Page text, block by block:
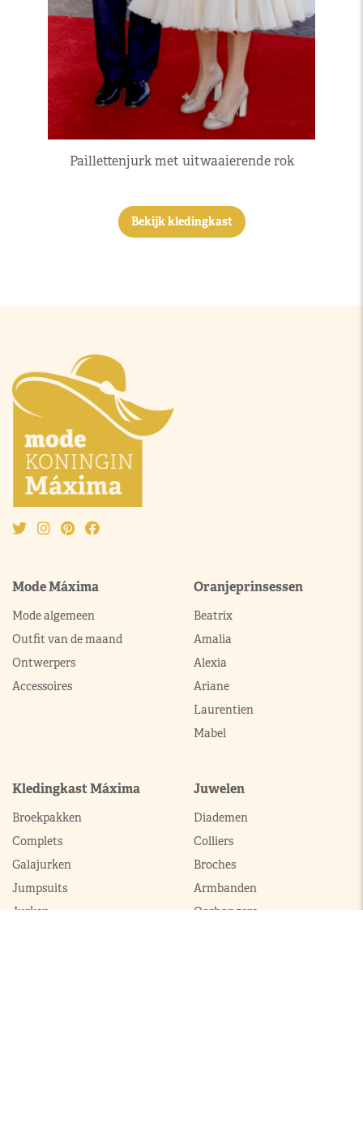
Paillettenjurk met uitwaaierende rok
Bekijk kledingkast
Mode Máxima
Mode algemeen
Outfit van de maand
Ontwerpers
Accessoires
Oranjeprinsessen
Beatrix
Amalia
Alexia
Ariane
Laurentien
Mabel
Kledingkast Máxima
Broekpakken
Complets
Galajurken
Jumpsuits
Jurken
Juwelen
Diademen
Colliers
Broches
Armbanden
Oorhangers